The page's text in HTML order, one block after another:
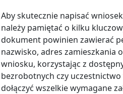
Aby skutecznie napisać
należy pamiętać o kilku
dokument powinien zawierać
nazwisko, adres zamieszkania
wniosku, korzystając z
bezrobotnych czy
dołączyć wszelkie wymagane